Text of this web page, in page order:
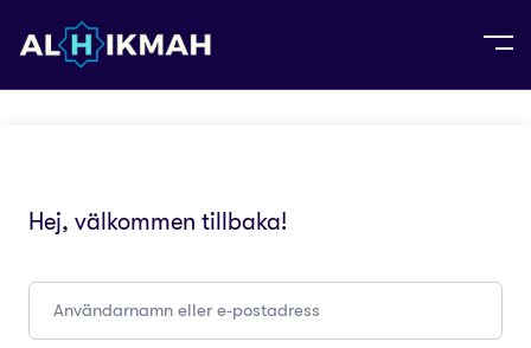
Hej, välkommen tillbaka!